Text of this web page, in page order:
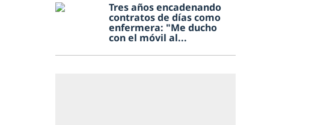
Tres años encadenando
contratos de días como
enfermera: "Me ducho
con el móvil al...